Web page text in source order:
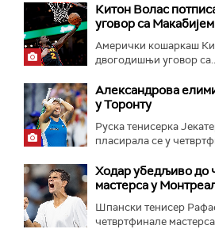
Китон Волас
уговор са Макабијем
Амерички кошаркаш
двогодишњи уговор
Александрова
у Торонту
Руска тенисерка
пласирала се у
Ходар убедљиво до
мастерса у
Шпански тенисер
четвртфинале